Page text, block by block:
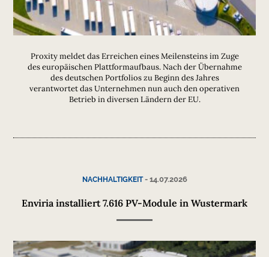
Proxity meldet das Erreichen eines Meilensteins im Zuge
des europäischen Plattformaufbaus. Nach der Übernahme
des deutschen Portfolios zu Beginn des Jahres
verantwortet das Unternehmen nun auch den operativen
Betrieb in diversen Ländern der EU.
NACHHALTIGKEIT- 14.07.2026
Enviria installiert 7.616 PV-Module in Wustermark